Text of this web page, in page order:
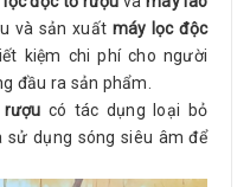
và sản xuất máy lọc độc
kiệm chi phí cho người
đầu ra sản phẩm.
có tác dụng loại bỏ
dụng sóng siêu âm để